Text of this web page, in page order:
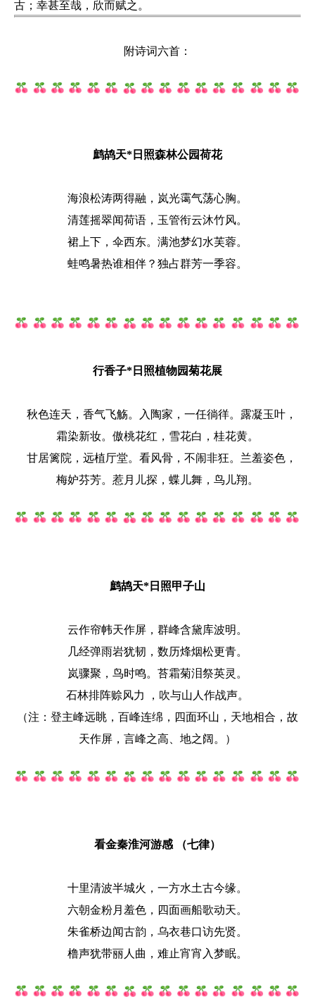
古；幸甚至哉，欣而赋之。
附诗词六首：
鹧鸪天*日照森林公园荷花
海浪松涛两得融，岚光霭气荡心胸。
清莲摇翠闻荷语，玉管衔云沐竹风。
裙上下，伞西东。满池梦幻水芙蓉。
蛙鸣暑热谁相伴？独占群芳一季容。
行香子*日照植物园菊花展
秋色连天，香气飞觞。入陶家，一任徜徉。露凝玉叶，
霜染新妆。傲桃花红，雪花白，桂花黄。
甘居篱院，远植厅堂。看风骨，不闹非狂。兰羞姿色，
梅妒芬芳。惹月儿探，蝶儿舞，鸟儿翔。
鹧鸪天*日照甲子山
云作帘帏天作屏，群峰含黛库波明。
几经弹雨岩犹韧，数历烽烟松更青。
岚骤聚，鸟时鸣。苔霜菊泪祭英灵。
石林排阵赊风力 ，吹与山人作战声。
（注：登主峰远眺，百峰连绵，四面环山，天地相合，故
天作屏，言峰之高、地之阔。）
看金秦淮河游感 （七律）
十里清波半城火，一方水土古今缘。
六朝金粉月羞色，四面画船歌动天。
朱雀桥边闻古韵，乌衣巷口访先贤。
橹声犹带丽人曲，难止宵宵入梦眠。